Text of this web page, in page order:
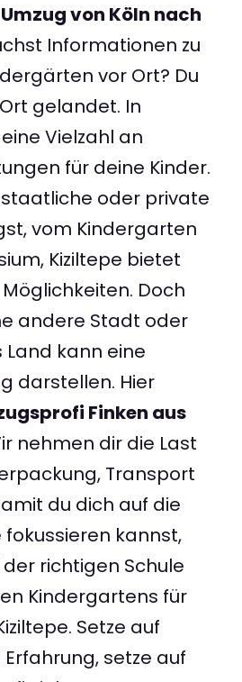
Umzug von Köln nach
Informationen zu
vor Ort? Du
gelandet. In
Vielzahl an
für deine Kinder.
oder private
vom Kindergarten
Kiziltepe bietet
Doch
andere Stadt oder
kann eine
darstellen. Hier
Finken aus
nehmen dir die Last
Transport
du dich auf die
kannst,
richtigen Schule
Kindergartens für
Setze auf
setze auf